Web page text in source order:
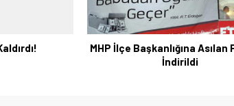
MHP İlçe Başkanlığına
İndirildi